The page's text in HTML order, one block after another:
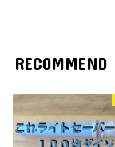
RECOMMEND